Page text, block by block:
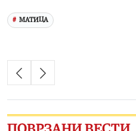
МАТИЦА